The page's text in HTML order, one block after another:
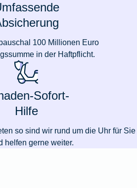
100 Millionen Euro
in der Haftpflicht.
Sofort-
Hilfe
so sind wir rund um die Uhr für Sie
helfen gerne weiter.